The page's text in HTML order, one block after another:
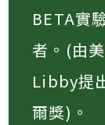
BETA實
者。(由
Libby提
爾獎)。​